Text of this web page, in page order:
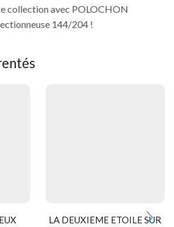
collection avec POLOCHON
144/204 !
LA DEUXIEME ETOILE SUR